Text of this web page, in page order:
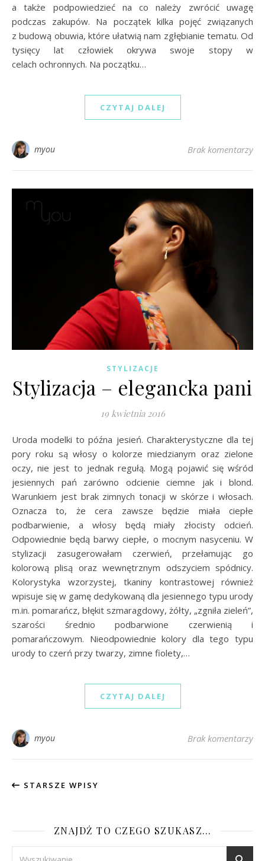
a także podpowiedzieć na co należy zwrócić uwagę
podczas zakupów. Na początek kilka pojęć związanych
z budową obuwia, które ułatwią nam zgłębianie tematu. Od
tysięcy lat człowiek okrywa swoje stopy w
celach ochronnych. Na początku…
CZYTAJ DALEJ
myou Brak komentarzy
STYLIZACJE
Stylizacja – elegancka pani
19 kwietnia 2016
Uroda modelki to późna jesień. Charakterystyczne dla tej
pory roku są włosy o kolorze miedzianym oraz zielone
oczy, nie jest to jednak regułą. Mogą pojawić się wśród
jesiennych pań zarówno odcienie ciemne jak i blond.
Warunkiem jest brak zimnych tonacji w skórze i włosach.
Oznacza to, że cera zawsze będzie miała ciepłe
podbarwienie, a włosy będą miały złocisty odcień.
Odpowiednie będą barwy ciepłe, o mocnym nasyceniu. W
stylizacji zasugerowałam czerwień, przełamując go
kolorową plisą oraz wewnętrznym odszyciem spódnicy.
Kolorystyka wzorzystej, tkaniny kontrastowej również
wpisuje się w gamę dedykowaną dla jesiennego typu urody
m.in. pomarańcz, błękit szmaragdowy, żółty, „zgniła zieleń”,
szarości średnio podbarwione czerwienią i
pomarańczowym. Nieodpowiednie kolory dla tego typu
urody to czerń przy twarzy, zimne fiolety,…
CZYTAJ DALEJ
myou Brak komentarzy
STARSZE WPISY
ZNAJDŹ TO CZEGO SZUKASZ…